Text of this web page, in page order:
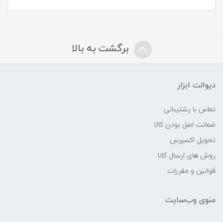
برگشت به بالا
دیوالت ابزار
تماس با پشتیبانی
ضمانت اصل بودن کالا
تحویل اکسپرس
روش های ارسال کالا
قوانین و مقررات
منوی وب‌سایت